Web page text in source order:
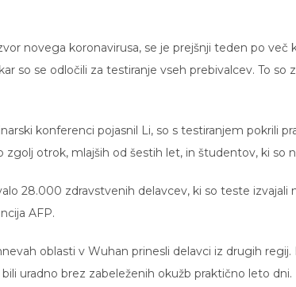
novega koronavirusa, se je prejšnji teden po več
so se odločili za testiranje vseh prebivalcev. To so
konferenci pojasnil Li, so s testiranjem pokrili
zgolj otrok, mlajših od šestih let, in študentov, ki so
28.000 zdravstvenih delavcev, ki so teste
AFP.
oblasti v Wuhan prinesli delavci iz drugih
uradno brez zabeleženih okužb praktično leto dni.